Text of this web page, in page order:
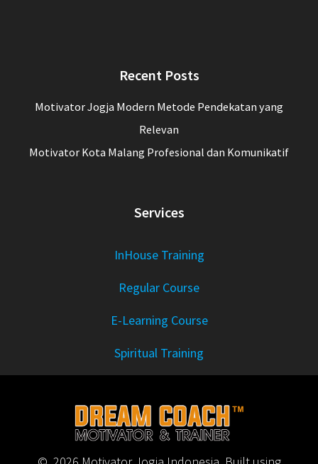
Recent Posts
Motivator Jogja Modern Metode Pendekatan yang
Relevan
Motivator Kota Malang Profesional dan Komunikatif
Services
InHouse Training
Regular Course
E-Learning Course
Spiritual Training